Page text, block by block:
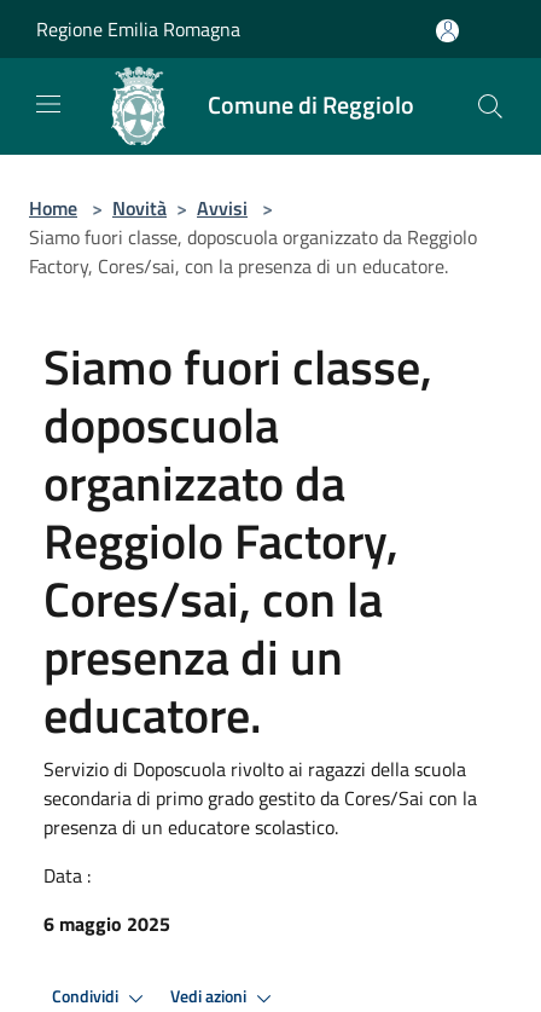
Regione Emilia Romagna
Comune di Reggiolo
Home > Novità > Avvisi >
Siamo fuori classe, doposcuola organizzato da Reggiolo
Factory, Cores/sai, con la presenza di un educatore.
Siamo fuori classe,
doposcuola
organizzato da
Reggiolo Factory,
Cores/sai, con la
presenza di un
educatore.
Servizio di Doposcuola rivolto ai ragazzi della scuola
secondaria di primo grado gestito da Cores/Sai con la
presenza di un educatore scolastico.
Data :
6 maggio 2025
Condividi Vedi azioni